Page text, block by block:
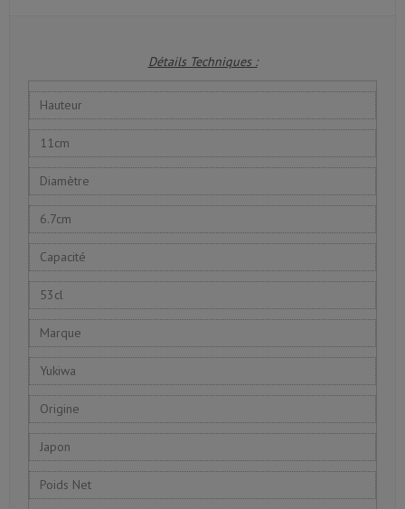
Détails Techniques :
Hauteur
11cm
Diamètre
6.7cm
Capacité
53cl
Marque
Yukiwa
Origine
Japon
Poids Net